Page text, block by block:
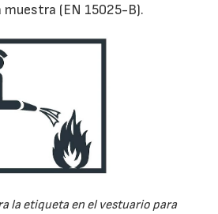
muestra (EN 15025-B).
la etiqueta en el vestuario para